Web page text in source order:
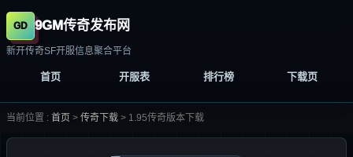
9GM传奇发布网
新开传奇SF开服信息聚合平台
首页 开服表 排行榜 下载页
当前位置 : 首页 > 传奇下载 > 1.95传奇版本下载